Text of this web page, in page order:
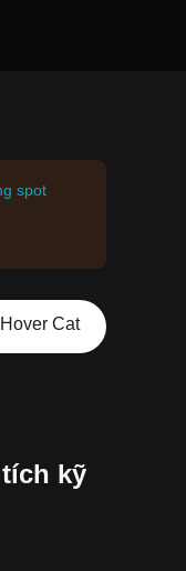
spot
Cat
kỹ